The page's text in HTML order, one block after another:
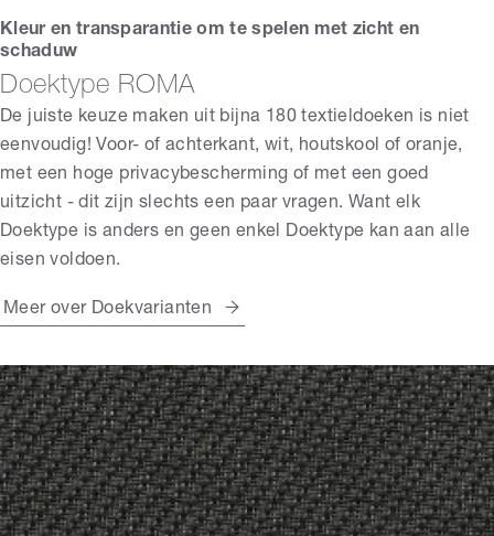
Kleur en transparantie om te spelen met zicht en
schaduw
Doektype ROMA
De juiste keuze maken uit bijna 180 textieldoeken is niet
eenvoudig! Voor- of achterkant, wit, houtskool of oranje,
met een hoge privacybescherming of met een goed
uitzicht - dit zijn slechts een paar vragen. Want elk
Doektype is anders en geen enkel Doektype kan aan alle
eisen voldoen.
Meer over Doekvarianten